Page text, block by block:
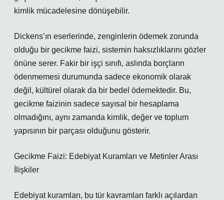
kimlik mücadelesine dönüşebilir.
Dickens’ın eserlerinde, zenginlerin ödemek zorunda
olduğu bir gecikme faizi, sistemin haksızlıklarını gözler
önüne serer. Fakir bir işçi sınıfı, aslında borçların
ödenmemesi durumunda sadece ekonomik olarak
değil, kültürel olarak da bir bedel ödemektedir. Bu,
gecikme faizinin sadece sayısal bir hesaplama
olmadığını, aynı zamanda kimlik, değer ve toplum
yapısının bir parçası olduğunu gösterir.
Gecikme Faizi: Edebiyat Kuramları ve Metinler Arası
İlişkiler
Edebiyat kuramları, bu tür kavramları farklı açılardan